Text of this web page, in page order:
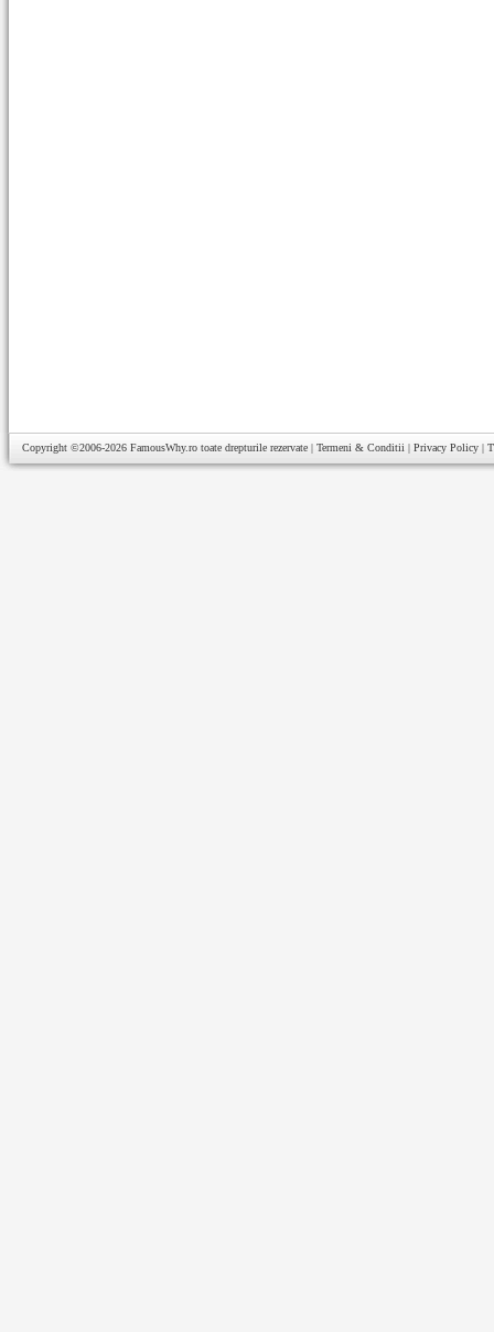
Copyright ©2006-2026 FamousWhy.ro toate drepturile rezervate | Termeni & Conditii | Privacy Policy |